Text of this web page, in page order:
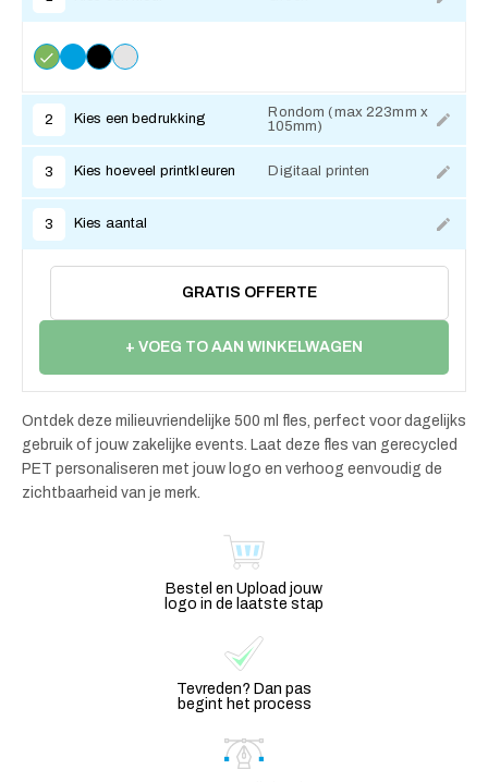
2 Kies een bedrukking
Rondom (max 223mm x
105mm)
3 Kies hoeveel printkleuren Digitaal printen
3 Kies aantal
GRATIS OFFERTE
+ VOEG TO AAN WINKELWAGEN
Ontdek deze milieuvriendelijke 500 ml fles, perfect voor dagelijks
gebruik of jouw zakelijke events. Laat deze fles van gerecycled
PET personaliseren met jouw logo en verhoog eenvoudig de
zichtbaarheid van je merk.
Bestel en Upload jouw
logo in de laatste stap
Tevreden? Dan pas
begint het process